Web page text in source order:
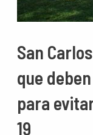
San
que
para
19